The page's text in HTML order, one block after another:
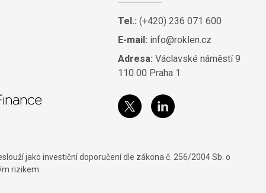
Tel.: (+420) 236 071 600
E-mail: info@roklen.cz
Adresa: Václavské náměstí 9
110 00 Praha 1
jako investiční doporučení dle zákona č. 256/2004 Sb. o
rizikem.